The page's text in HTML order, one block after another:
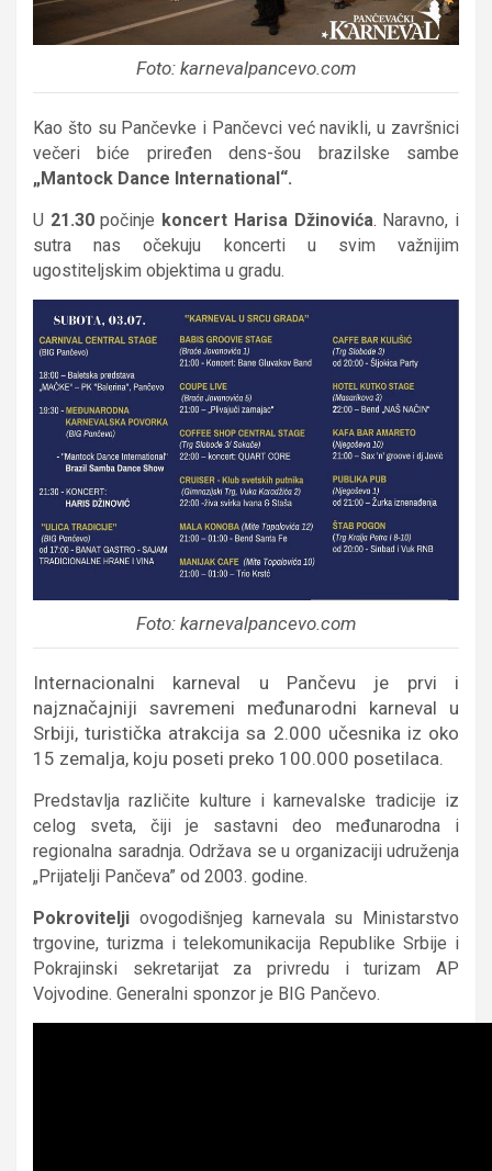
Foto: karnevalpancevo.com
Kao što su Pančevke i Pančevci već navikli, u završnici
večeri biće priređen dens-šou brazilske sambe
„Mantock Dance International“.
U 21.30počinje koncert Harisa Džinovića. Naravno, i
sutra nas očekuju koncerti u svim važnijim
ugostiteljskim objektima u gradu.
Foto: karnevalpancevo.com
Internacionalni karneval u Pančevu je prvi i
najznačajniji savremeni međunarodni karneval u
Srbiji, turistička atrakcija sa 2.000 učesnika iz oko
15 zemalja, koju poseti preko 100.000 posetilaca.
Predstavlja različite kulture i karnevalske tradicije iz
celog sveta, čiji je sastavni deo međunarodna i
regionalna saradnja. Održava se u organizaciji udruženja
„Prijatelji Pančeva” od 2003. godine.
Pokrovitelji ovogodišnjeg karnevala su Ministarstvo
trgovine, turizma i telekomunikacija Republike Srbije i
Pokrajinski sekretarijat za privredu i turizam AP
Vojvodine. Generalni sponzor je BIG Pančevo.